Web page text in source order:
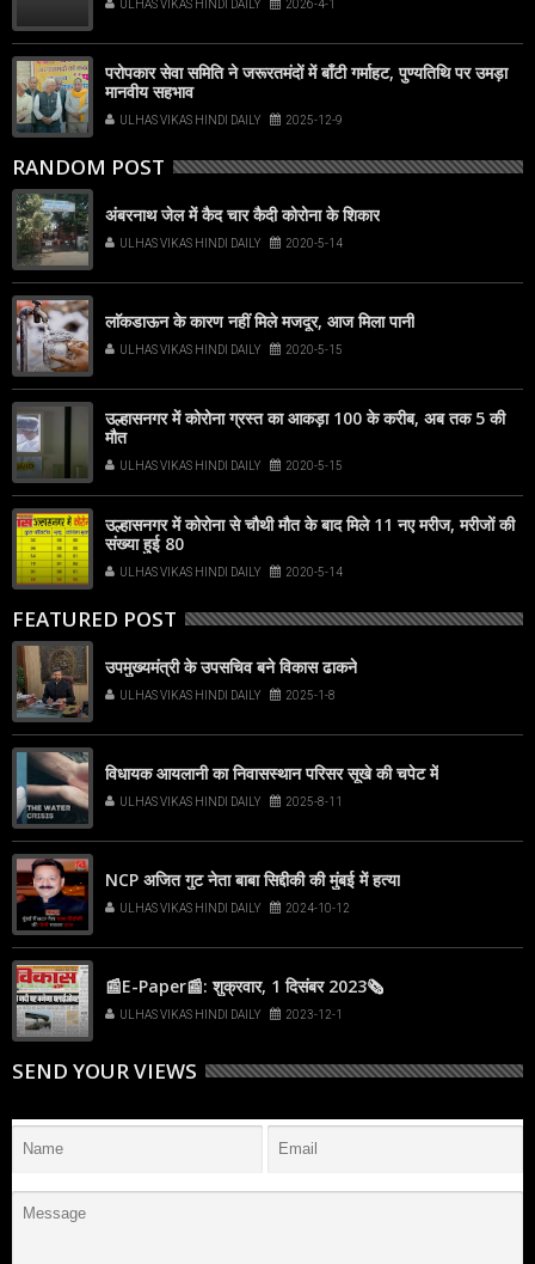
ULHAS VIKAS HINDI DAILY 2026-4-1
परोपकार सेवा समिति ने जरूरतमंदों में बाँटी गर्माहट, पुण्यतिथि पर उमड़ा
मानवीय सहभाव
ULHAS VIKAS HINDI DAILY 2025-12-9
RANDOM POST
अंबरनाथ जेल में कैद चार कैदी कोरोना के शिकार
ULHAS VIKAS HINDI DAILY 2020-5-14
लाॅकडाऊन के कारण नहीं मिले मजदूर, आज मिला पानी
ULHAS VIKAS HINDI DAILY 2020-5-15
उल्हासनगर में कोरोना ग्रस्त का आकड़ा 100 के करीब, अब तक 5 की
मौत
ULHAS VIKAS HINDI DAILY 2020-5-15
उल्हासनगर में कोरोना से चौथी मौत के बाद मिले 11 नए मरीज, मरीजों की
संख्या हुई 80
ULHAS VIKAS HINDI DAILY 2020-5-14
FEATURED POST
उपमुख्यमंत्री के उपसचिव बने विकास ढाकने
ULHAS VIKAS HINDI DAILY 2025-1-8
विधायक आयलानी का निवासस्थान परिसर सूखे की चपेट में
ULHAS VIKAS HINDI DAILY 2025-8-11
NCP अजित गुट नेता बाबा सिद्दीकी की मुंबई में हत्या
ULHAS VIKAS HINDI DAILY 2024-10-12
📰E-Paper📰: शुक्रवार, 1 दिसंबर 2023🗞
ULHAS VIKAS HINDI DAILY 2023-12-1
SEND YOUR VIEWS